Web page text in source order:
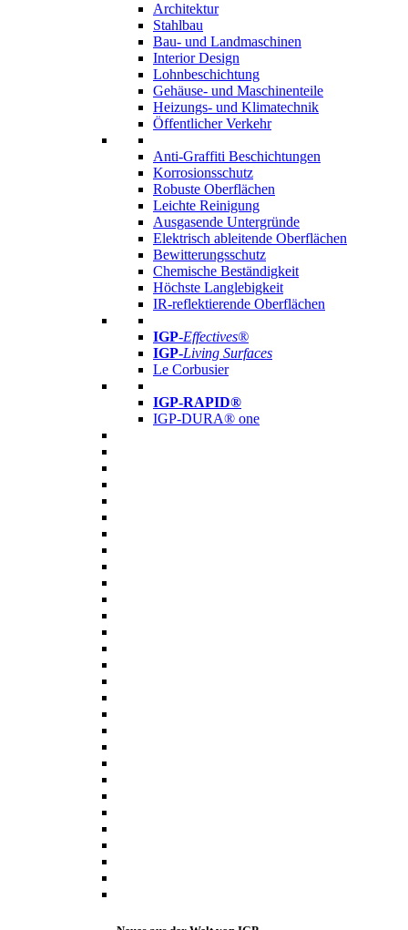
Architektur
Stahlbau
Bau- und Landmaschinen
Interior Design
Lohnbeschichtung
Gehäuse- und Maschinenteile
Heizungs- und Klimatechnik
Öffentlicher Verkehr
Anti-Graffiti Beschichtungen
Korrosionsschutz
Robuste Oberflächen
Leichte Reinigung
Ausgasende Untergründe
Elektrisch ableitende Oberflächen
Bewitterungsschutz
Chemische Beständigkeit
Höchste Langlebigkeit
IR-reflektierende Oberflächen
IGP-Effectives®
IGP-Living Surfaces
Le Corbusier
IGP-RAPID®
IGP-DURA® one